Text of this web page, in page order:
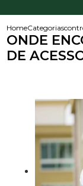
HomeCategorias
ONDE
DE